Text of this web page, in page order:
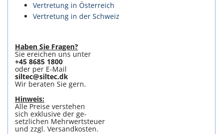
Vertretung in Österreich
Vertretung in der Schweiz
Haben Sie Fragen?
Sie ereichen uns unter
+45 8685 1800
oder per E-Mail
siltec@siltec.dk
Wir beraten Sie gern.
Hinweis:
Alle Preise verstehen
sich exklusive der ge-
setzlichen Mehrwertsteuer
und zzgl. Versandkosten.